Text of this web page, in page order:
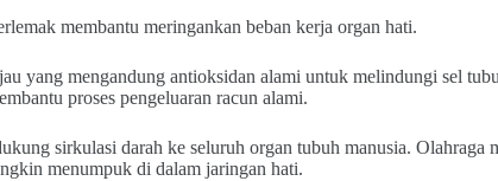
membantu meringankan beban kerja organ hati.
yang mengandung antioksidan alami untuk melindungi sel
proses pengeluaran racun alami.
sirkulasi darah ke seluruh organ tubuh manusia. Olahraga
menumpuk di dalam jaringan hati.